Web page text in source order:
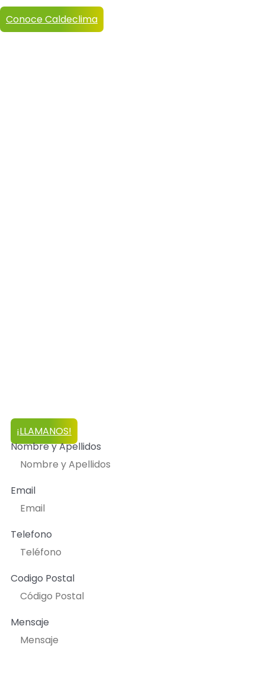
Conoce Caldeclima
¡LLAMANOS!
Nombre y Apellidos
Email
Telefono
Codigo Postal
Mensaje